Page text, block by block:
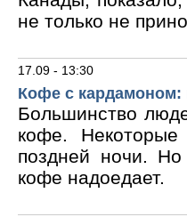
не только не
17.09 - 13:30
Кофе с кардамоном:
Большинство
кофе.
поздней ночи.
кофе надоедает.